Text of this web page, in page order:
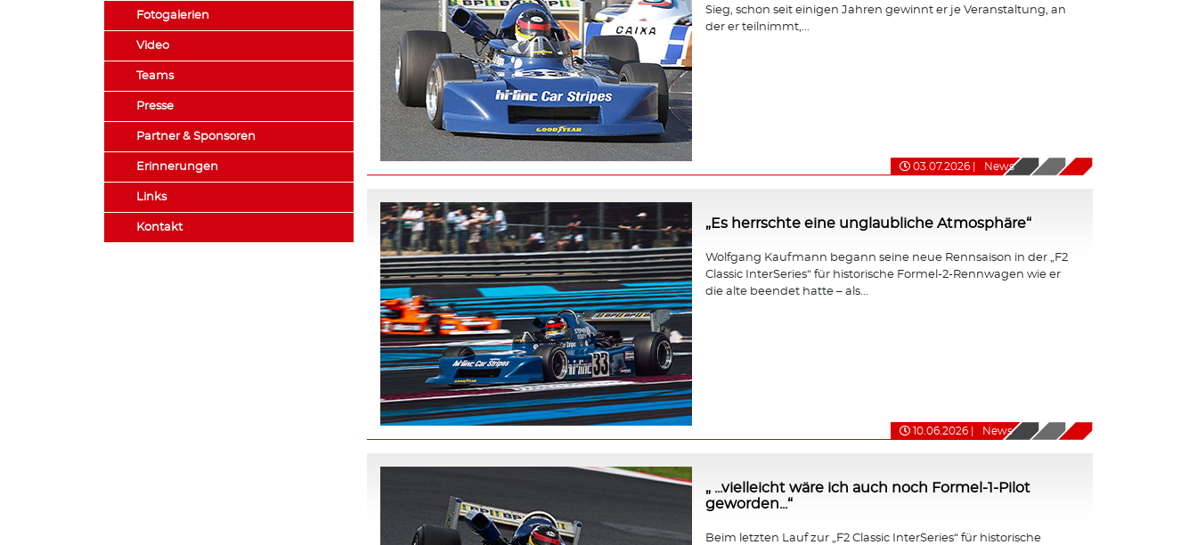
Fotogalerien
Video
Teams
Presse
Partner & Sponsoren
Erinnerungen
Links
Kontakt
Sieg, schon seit einigen Jahren gewinnt er je Veranstaltung, an
der er teilnimmt,...
03.07.2026 News
„Es herrschte eine unglaubliche Atmosphäre“
Wolfgang Kaufmann begann seine neue Rennsaison in der „F2
Classic InterSeries“ für historische Formel-2-Rennwagen wie er
die alte beendet hatte – als...
10.06.2026 News
„ ...vielleicht wäre ich auch noch Formel-1-Pilot
geworden...“
Beim letzten Lauf zur „F2 Classic InterSeries“ für historische